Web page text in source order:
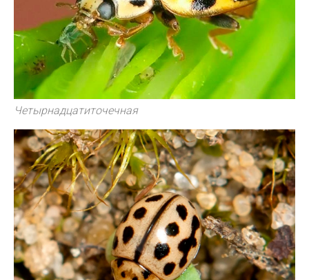
Четырнадцатиточечная